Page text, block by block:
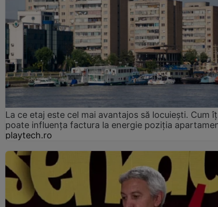
La ce etaj este cel mai avantajos să locuiești. Cum
poate influența factura la energie poziția
playtech.ro